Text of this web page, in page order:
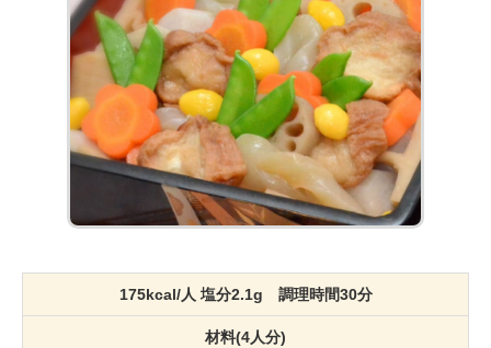
175kcal/人 塩分2.1g 調理時間30分
材料(4人分)